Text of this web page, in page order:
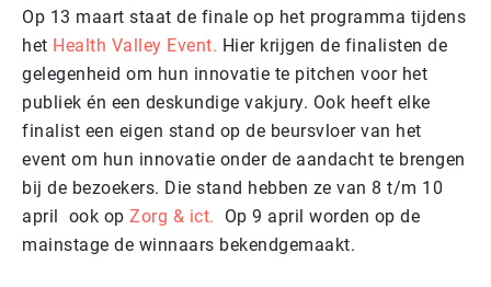
Op 13 maart staat de finale op het programma tijdens
het Health Valley Event. Hier krijgen de finalisten de
gelegenheid om hun innovatie te pitchen voor het
publiek én een deskundige vakjury. Ook heeft elke
finalist een eigen stand op de beursvloer van het
event om hun innovatie onder de aandacht te brengen
bij de bezoekers. Die stand hebben ze van 8 t/m 10
april ook op Zorg & ict.
Op 9 april worden op de
mainstage de winnaars bekendgemaakt.